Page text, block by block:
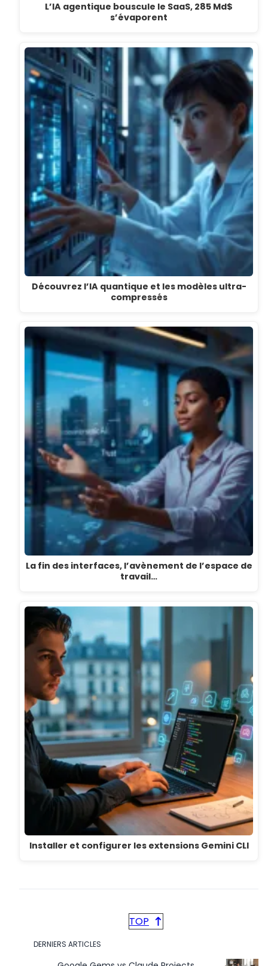
L’IA agentique bouscule le SaaS, 285 Md$
s’évaporent
Découvrez l’IA quantique et les modèles ultra-
compressés
La fin des interfaces, l’avènement de l’espace de
travail…
Installer et configurer les extensions Gemini CLI
TOP
DERNIERS ARTICLES